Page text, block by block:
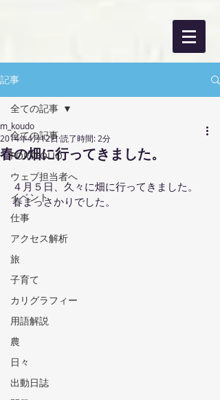
記事
全ての記事
PORTFOLIO
ウェブ担当者へ
イベント
仕事
アクセス解析
旅
子育て
カリグラフィー
用語解説
農
日々
出動日誌
全ての記事
春の畑に行ってきました。
m_koudo
2014年4月12日読了時間: 2分
４月５日、久々に畑に行ってきました。
春まっさかりでした。